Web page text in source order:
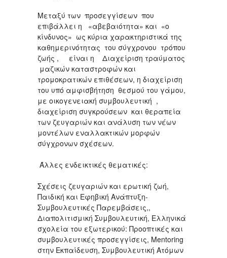
Μεταξύ των προσεγγίσεων που
επιβάλλει η «αβεβαιότητα» και «ο
κίνδυνος» ως κύρια χαρακτηριστικά της
καθημερινότητας του σύγχρονου τρόπου
ζωής , είναι η Διαχείριση τραύματος
μαζικών καταστροφών και
τρομοκρατικών επιθέσεων, η διαχείριση
του υπό αμφισβήτηση θεσμού του γάμου,
με οικογενειακή συμβουλευτική ,
διαχείριση συγκρούσεων και θεραπεία
των ζευγαριών και ανάλυση των νέων
μοντέλων εναλλακτικών μορφών
σύγχρονων σχέσεων.
Άλλες ενδεικτικές θεματικές:
Σχέσεις ζευγαριών και ερωτική ζωή,
Παιδική και Εφηβική Ανάπτυξη-
Συμβουλευτικές Παρεμβάσεις,,
Διαπολιτισμική Συμβουλευτική, Ελληνικά
σχολεία του εξωτερικού: Προοπτικές και
συμβουλευτικές προσεγγίσεις, Mentoring
στην Εκπαίδευση, Συμβουλευτική Ατόμων